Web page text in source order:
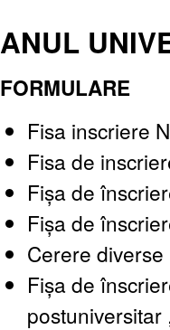
ANUL
FORMULARE
Fisa inscriere
Fisa de
Fișa de
Fișa de
Cerere
Fișa de
postuniversitar